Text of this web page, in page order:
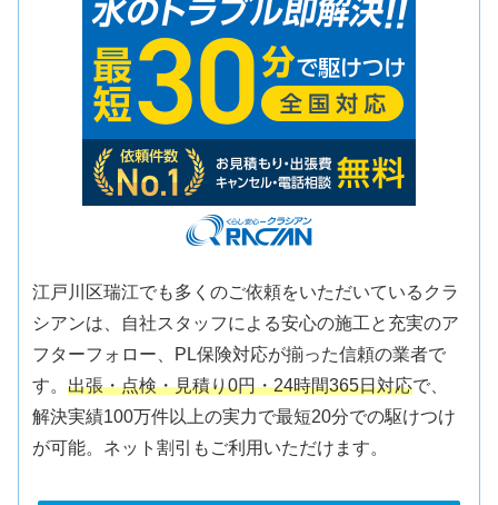
江戸川区瑞江でも多くのご依頼をいただいているクラ
シアンは、自社スタッフによる安心の施工と充実のア
フターフォロー、PL保険対応が揃った信頼の業者で
す。出張・点検・見積り0円・24時間365日対応で、
解決実績100万件以上の実力で最短20分での駆けつけ
が可能。ネット割引もご利用いただけます。